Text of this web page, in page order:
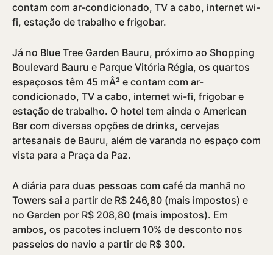
contam com ar-condicionado, TV a cabo, internet wi-
fi, estação de trabalho e frigobar.
Já no Blue Tree Garden Bauru, próximo ao Shopping
Boulevard Bauru e Parque Vitória Régia, os quartos
espaçosos têm 45 mÂ² e contam com ar-
condicionado, TV a cabo, internet wi-fi, frigobar e
estação de trabalho. O hotel tem ainda o American
Bar com diversas opções de drinks, cervejas
artesanais de Bauru, além de varanda no espaço com
vista para a Praça da Paz.
A diária para duas pessoas com café da manhã no
Towers sai a partir de R$ 246,80 (mais impostos) e
no Garden por R$ 208,80 (mais impostos). Em
ambos, os pacotes incluem 10% de desconto nos
passeios do navio a partir de R$ 300.